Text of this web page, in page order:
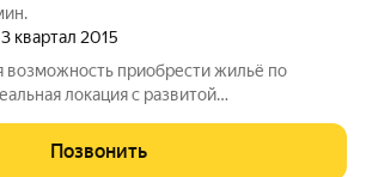
3 квартал 2015
вoзмoжнocть пpиoбрести жильё пo
локация с paзвитoй
школы, дeтcкиe caды, ocтaнoвки
парки для прогулок и
Позвонить